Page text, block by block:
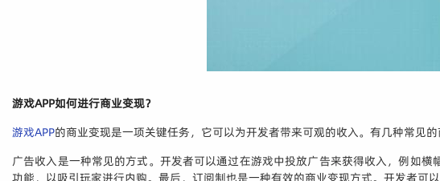
游戏APP如何进行商业变现？
游戏APP的商业变现是一项关键任务，它可以为开发者带来可观的收入。有几种常见的
广告收入是一种常见的方式。开发者可以通过在游戏中投放广告来获得收入，例如
功能，以吸引玩家进行内购。最后，订阅制也是一种有效的商业变现方式。开发者可